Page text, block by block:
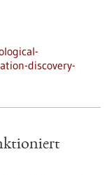
discovery-